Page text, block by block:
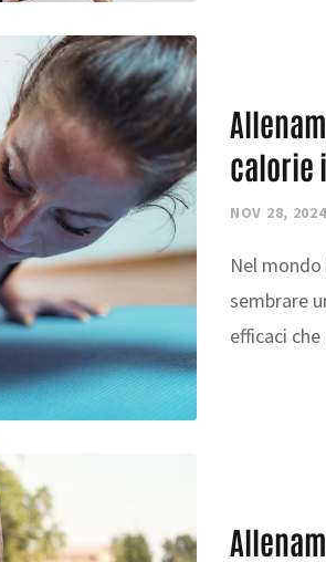
calorie
NOV 28, 2024
Nel
sembrare
efficaci